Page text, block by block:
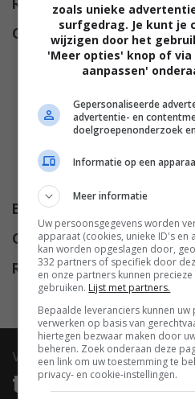
Regie John
Cast
Julio
Flippen,
Lee Curtis,
Joanna
Sherman
Yuri
Budget
Opbrengst
$
Release
14.01.1999
video
trailers & clips
zoals unieke
surfgedrag. Je kunt je
wijzigen door het
'Meer opties' knop of
aanpassen'
Gepersonaliseerde
advertentie- en
doelgroepenonderzoek
Informatie op een
Meer informatie
Uw persoonsgegevens worden
apparaat (cookies, unieke ID's en
kan worden opgeslagen door,
332 partners of specifiek door
en onze partners kunnen
gebruiken. Lijst met partners.
Bepaalde leveranciers kunnen
verwerken op basis van
hiertegen bezwaar maken door
beheren. Zoek onderaan deze
een link om uw toestemming te
privacy- en cookie-instellingen.